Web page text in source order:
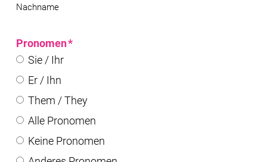
Nachname
Pronomen*
Sie / Ihr
Er / Ihn
Them / They
Alle Pronomen
Keine Pronomen